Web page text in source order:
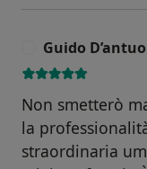
Guido
Non smetterò
la
straordinaria